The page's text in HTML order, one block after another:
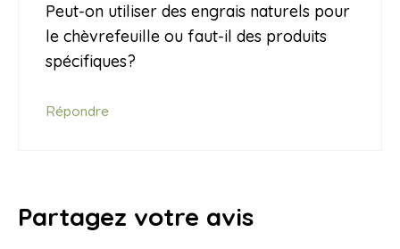
Peut-on utiliser des engrais naturels pour
le chèvrefeuille ou faut-il des produits
spécifiques?
Répondre
Partagez votre avis